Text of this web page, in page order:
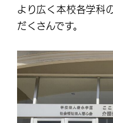
より広く本校各学科
だくさんです。